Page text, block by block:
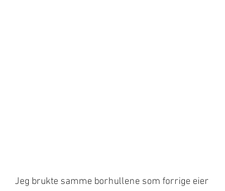
Jeg brukte samme borhullene som forrige eier